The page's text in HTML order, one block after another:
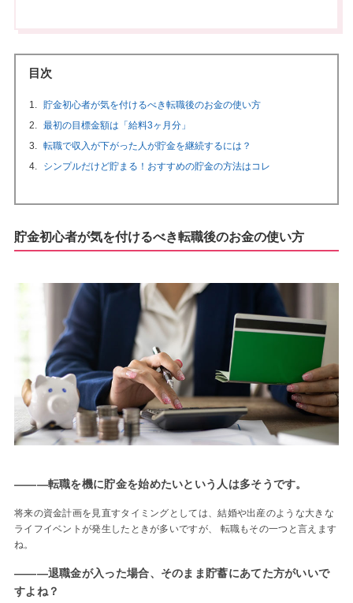
目次
貯金初心者が気を付けるべき転職後のお金の使い方
最初の目標金額は「給料3ヶ月分」
転職で収入が下がった人が貯金を継続するには？
シンプルだけど貯まる！おすすめの貯金の方法はコレ
貯金初心者が気を付けるべき転職後のお金の使い方
―――転職を機に貯金を始めたいという人は多そうです。
将来の資金計画を見直すタイミングとしては、結婚や出産のような大きな
ライフイベントが発生したときが多いですが、 転職もその一つと言えます
ね。
―――退職金が入った場合、そのまま貯蓄にあてた方がいいで
すよね？